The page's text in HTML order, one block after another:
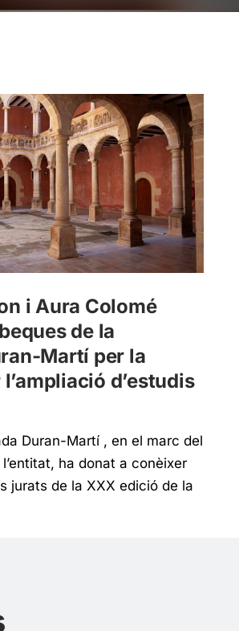
i Aura Colomé
de la
Martí per la
d’estudis
Duran-Martí , en el marc del
ha donat a conèixer
jurats de la XXX edició de la